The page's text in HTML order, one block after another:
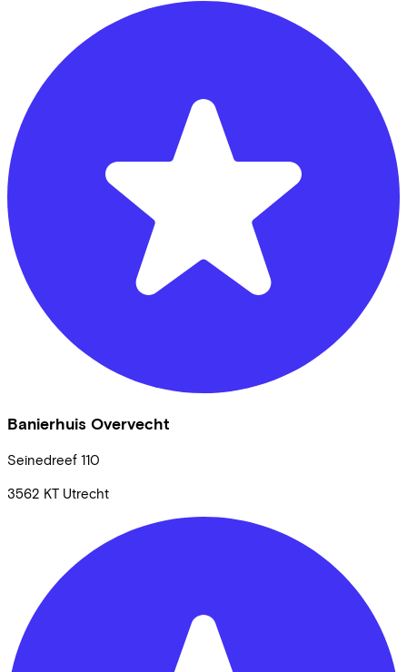
Banierhuis Overvecht
Seinedreef 110
3562 KT Utrecht